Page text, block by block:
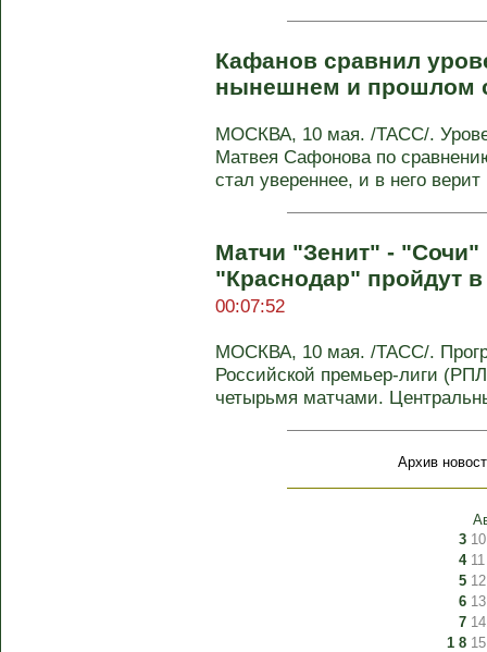
Кафанов сравнил
нынешнем и прошлом
МОСКВА, 10 мая. /ТАСС/.
Матвея Сафонова по
стал увереннее, и в него верит
Матчи "Зенит" -
"Краснодар" пройдут
00:07:52
МОСКВА, 10 мая. /ТАСС/.
Российской премьер-лиги
четырьмя матчами.
Архив
3 10
4 11
5 12
6 13
7 14
1 8 15